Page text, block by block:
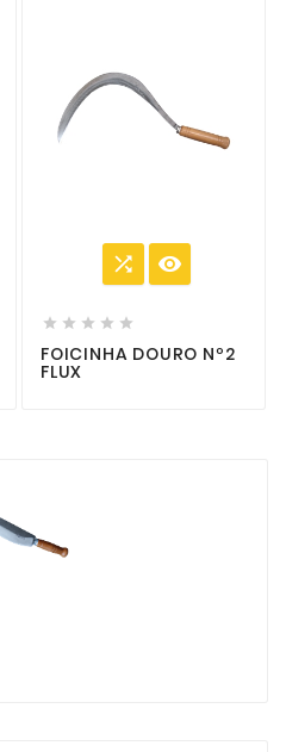
 
    
FOICINHA DOURO Nº2
FLUX